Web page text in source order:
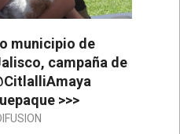
municipio de
campaña de
>>>